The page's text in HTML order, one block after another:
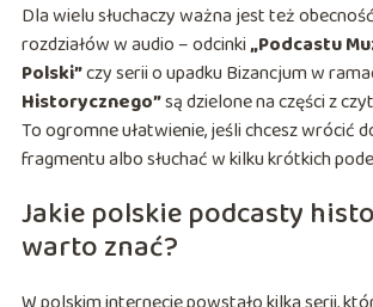
Dla wielu słuchaczy ważna jest też
rozdziałów w audio – odcinki„Podcastu
Polski”czy serii o upadku Bizancjum w
Historycznego”są dzielone na części z
To ogromne ułatwienie, jeśli chcesz wrócić
fragmentu albo słuchać w kilku krótkich
Jakie polskie podcasty
warto znać?